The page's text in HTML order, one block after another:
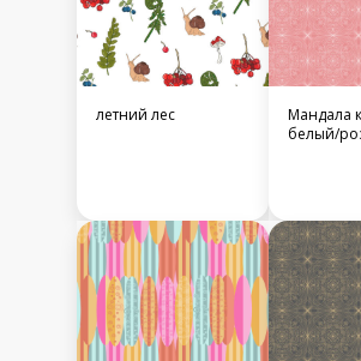
летний лес
Мандала
белый/